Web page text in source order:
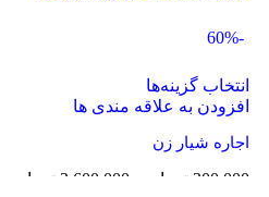
-60%
انتخاب گزینه‌ها
افزودن به علاقه مندی ها
اجاره شیار زن
300,000 تومان 3,600,000 تومان